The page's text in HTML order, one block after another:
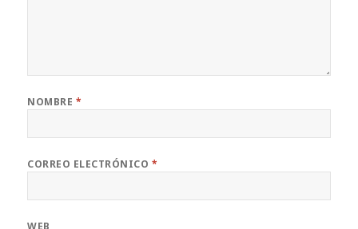
NOMBRE *
CORREO ELECTRÓNICO *
WEB